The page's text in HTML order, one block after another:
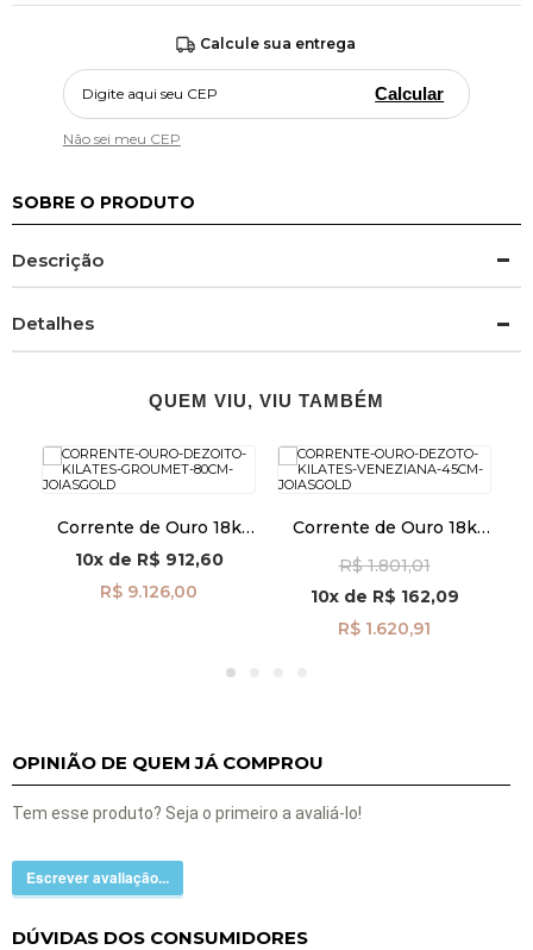
Calcule sua entrega
Calcular
Não sei meu CEP
SOBRE O PRODUTO
Descrição
Detalhes
QUEM VIU, VIU TAMBÉM
Corrente de Ouro 18k
Groumet de 2,6mm com
80cm co04202
10xde R$ 912,60
R$ 9.126,00
Corrente de Ouro 18k
45cm CO04616
R$ 1.801,01
10xde R$ 162,09
R$ 1.620,91
OPINIÃO DE QUEM JÁ COMPROU
Tem esse produto? Seja o primeiro a avaliá-lo!
Escrever avaliação...
DÚVIDAS DOS CONSUMIDORES